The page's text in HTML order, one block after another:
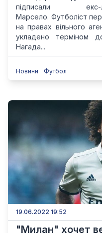
підписали екс-
Марсело. Футболіст
на правах вільного
укладено терміном
Нагада...
Новини Футбол
19.06.2022 19:52
"Милан" хочет